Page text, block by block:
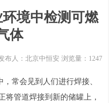
境中检测可燃
体
布人：北京中恒安 浏览量：1247
常会见到人们进行焊接、
将管道焊接到新的储罐上，